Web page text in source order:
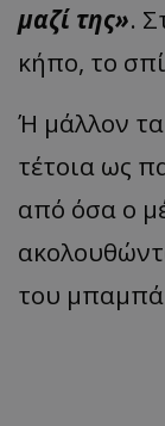
μαζί της».
κήπο, το
Ή μάλλον
τέτοια ως
από όσα ο
του